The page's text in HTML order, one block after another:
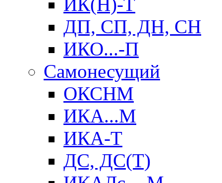
ИК(Н)-Т
ДП, СП, ДН, СН
ИКО...-П
Самонесущий
ОКСНМ
ИКА...М
ИКА-Т
ДС, ДС(Т)